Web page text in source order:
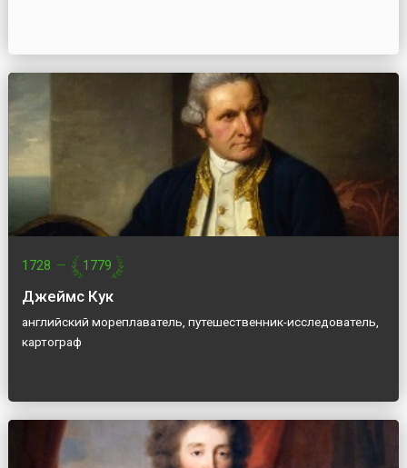
1728 — 1779
Джеймс Кук
английский мореплаватель, путешественник-исследователь,
картограф